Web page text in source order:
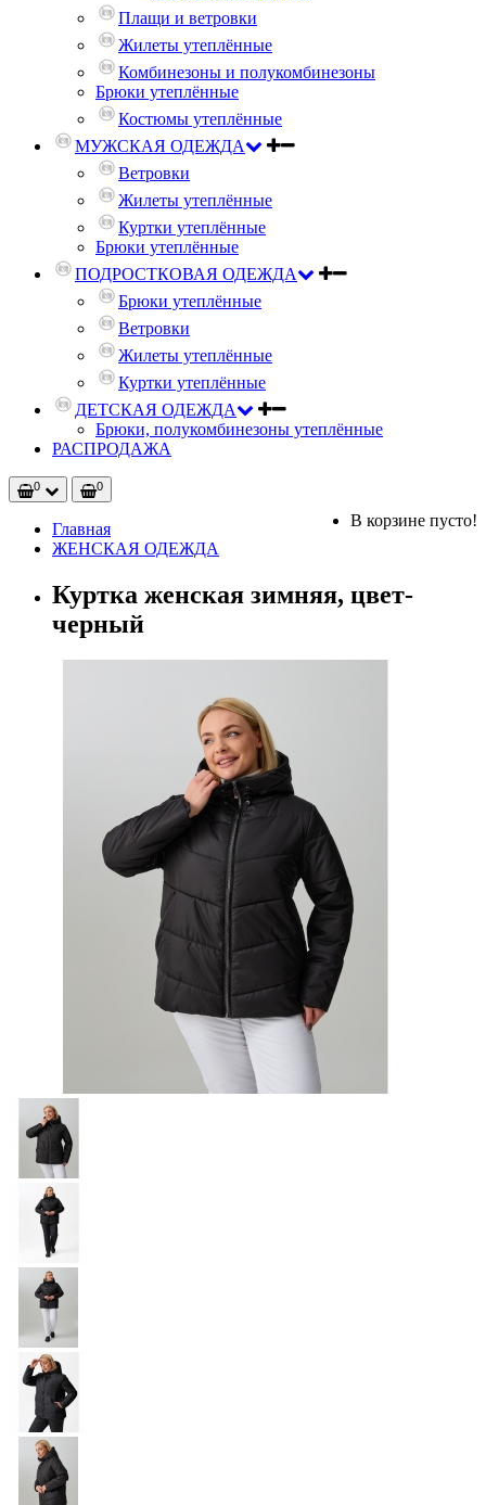
Плащи и ветровки
Жилеты утеплённые
Комбинезоны и полукомбинезоны
Брюки утеплённые
Костюмы утеплённые
МУЖСКАЯ ОДЕЖДА
Ветровки
Жилеты утеплённые
Куртки утеплённые
Брюки утеплённые
ПОДРОСТКОВАЯ ОДЕЖДА
Брюки утеплённые
Ветровки
Жилеты утеплённые
Куртки утеплённые
ДЕТСКАЯ ОДЕЖДА
Брюки, полукомбинезоны утеплённые
РАСПРОДАЖА
0 0
В корзине пусто!
Главная
ЖЕНСКАЯ ОДЕЖДА
Куртка женская зимняя, цвет-
черный